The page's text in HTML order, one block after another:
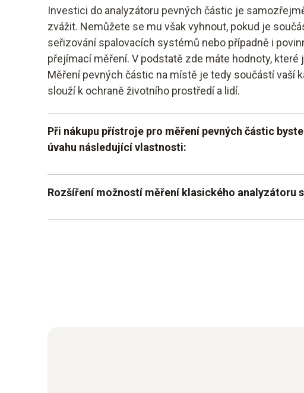
Investici do analyzátoru pevných částic je
zvážit. Nemůžete se mu však vyhnout, pokud je
seřizování spalovacích systémů nebo případně i
přejímací měření. V podstatě zde máte hodnoty, které
Měření pevných částic na místě je tedy součástí vaší
slouží k ochraně životního prostředí a lidí.
Při nákupu přístroje pro měření pevných částic
úvahu následující vlastnosti:
senzorovou technologii. To vám pomůže získat lepší
Rozšíření možností měření klasického analyzátoru